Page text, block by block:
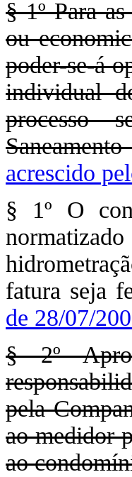
§ 1º Para
ou
poder-se-á
individual
processo
acrescido
§ 1º O
fatura seja
de 28/07/
§ 2º
pela
ao medidor
ao